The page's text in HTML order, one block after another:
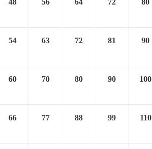
48 56 64 72 80
54 63 72 81 90
60 70 80 90 100
66 77 88 99 110